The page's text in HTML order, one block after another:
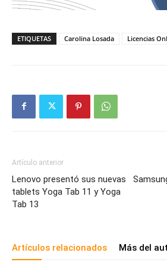
ETIQUETAS Carolina Losada Licencias
Artículo anterior
Lenovo presentó sus nuevas
tablets Yoga Tab 11 y Yoga
Tab 13
Artículos relacionados Más del